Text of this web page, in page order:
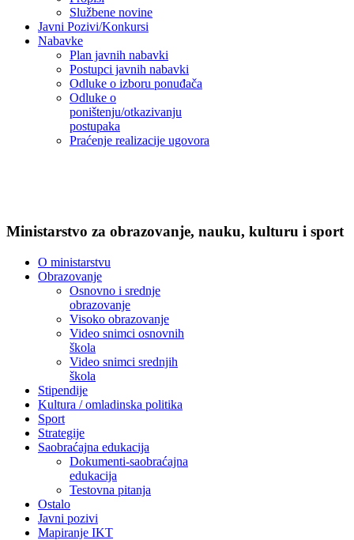
Službene novine
Javni Pozivi/Konkursi
Nabavke
Plan javnih nabavki
Postupci javnih nabavki
Odluke o izboru ponuđača
Odluke o
poništenju/otkazivanju
postupaka
Praćenje realizacije ugovora
Ministarstvo za obrazovanje, nauku, kulturu i sport
O ministarstvu
Obrazovanje
Osnovno i srednje
obrazovanje
Visoko obrazovanje
Video snimci osnovnih
škola
Video snimci srednjih
škola
Stipendije
Kultura / omladinska politika
Sport
Strategije
Saobraćajna edukacija
Dokumenti-saobraćajna
edukacija
Testovna pitanja
Ostalo
Javni pozivi
Mapiranje IKT